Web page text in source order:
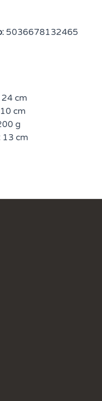
5036678132465
24 cm
10 cm
g
13 cm